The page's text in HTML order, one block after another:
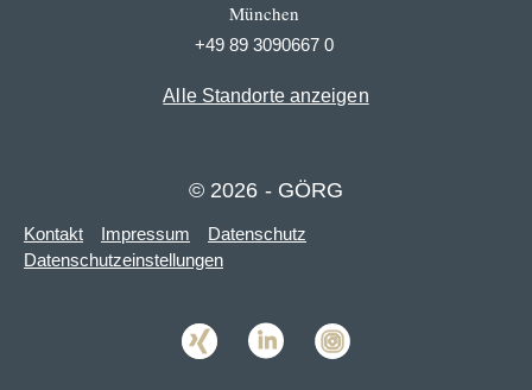
München
+49 89 3090667 0
Alle Standorte anzeigen
© 2026 - GÖRG
Kontakt Impressum
Datenschutz
Datenschutzeinstellungen